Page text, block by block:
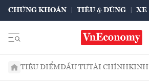
CHỨNG KHOÁN TIÊU & DÙNG XE
TIÊU ĐIỂMĐẦU TƯTÀI CHÍNHKINH